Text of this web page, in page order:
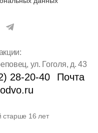
ул. Гоголя, д. 43
28-20-40
Почта
старше 16 лет